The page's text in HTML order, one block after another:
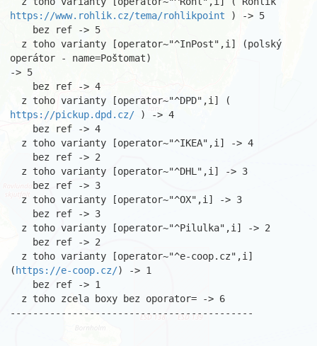
https://www.rohlik.cz/tema/rohlikpoint ) -> 5
operátor - name=Poštomat)
-> 5
https://pickup.dpd.cz/ ) -> 4
( https://e-coop.cz/) -> 1
-------------------------------------------